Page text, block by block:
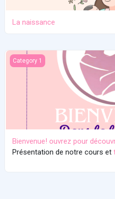
La naissance
Bienvenue! ouvrez pour
Category 1
Bienvenue! ouvrez pour
Présentation de notre cours et